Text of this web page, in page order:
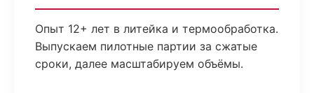
Опыт 12+ лет в литейка и термообработка.
Выпускаем пилотные партии за сжатые
сроки, далее масштабируем объёмы.